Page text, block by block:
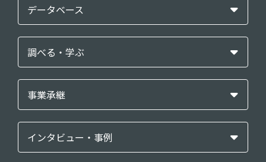
データベース
調べる・学ぶ
事業承継
インタビュー・事例